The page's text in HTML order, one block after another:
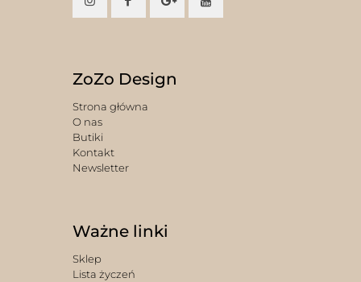
ZoZo Design
Strona główna
O nas
Butiki
Kontakt
Newsletter
Ważne linki
Sklep
Lista życzeń